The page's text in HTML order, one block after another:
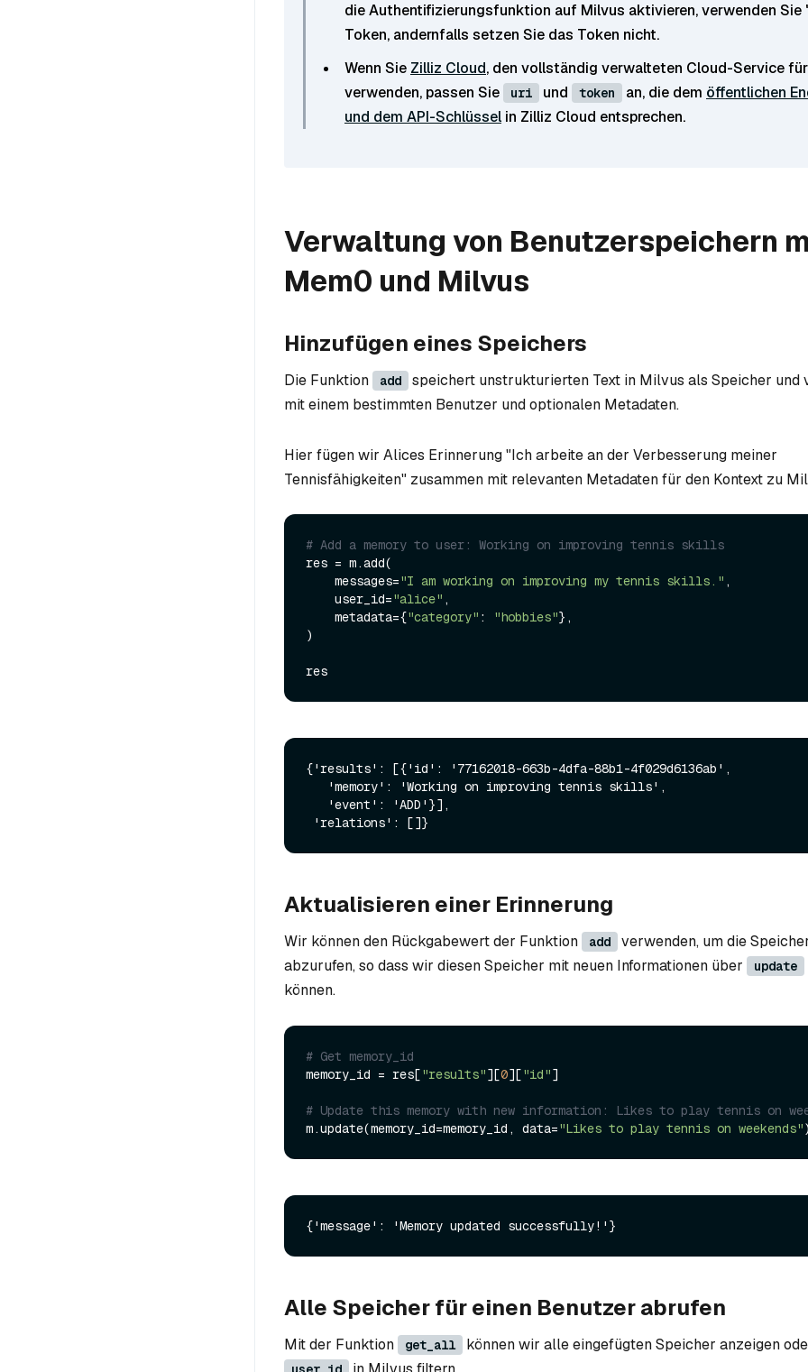
die Authentifizierungsfunktion auf Milvus aktivieren, verwenden Sie
Token, andernfalls setzen Sie das Token nicht.
Wenn Sie Zilliz Cloud, den vollständig verwalteten Cloud-Service
verwenden, passen Sie
uri und token an, die dem öffentlichen
und dem API-Schlüsselin Zilliz Cloud entsprechen.
Verwaltung von Benutzerspeichern
Mem0 und Milvus
Hinzufügen eines Speichers
Die Funktion add
speichert unstrukturierten Text in Milvus als Speicher und
mit einem bestimmten Benutzer und optionalen Metadaten.
Hier fügen wir Alices Erinnerung "Ich arbeite an der Verbesserung meiner
Tennisfähigkeiten" zusammen mit relevanten Metadaten für den Kontext zu
# Add a memory to user: Working on improving tennis skills
res = m.add(
    messages=
"I am working on improving my tennis skills." ,
    user_id=
"alice" ,
    metadata={
"category" : "hobbies"},
)
{'results': [{'id': '77162018-663b-4dfa-88b1-4f029d6136ab',
Aktualisieren einer Erinnerung
Wir können den Rückgabewert der Funktion add
verwenden, um die
abzurufen, so dass wir diesen Speicher mit neuen Informationen über
update
können.
# Get memory_id
memory_id = res["results"][0]["id"]
# Update this memory with new information: Likes to play tennis on
m.update(memory_id=memory_id, data="Likes to play tennis on weekends"
Alle Speicher für einen Benutzer abrufen
Mit der Funktion get_all können wir alle eingefügten Speicher anzeigen